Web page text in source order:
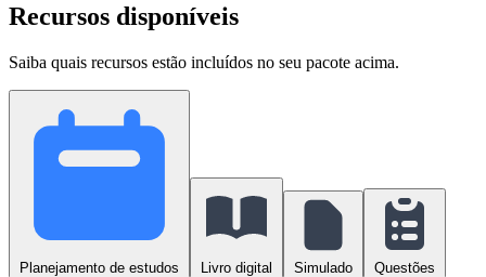
Recursos disponíveis
Saiba quais recursos estão incluídos no seu pacote acima.
Planejamento de estudos Livro digital Simulado Questões